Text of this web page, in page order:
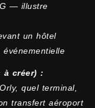
— illustre
un hôtel
à créer) :
quel terminal,
transfert aéroport